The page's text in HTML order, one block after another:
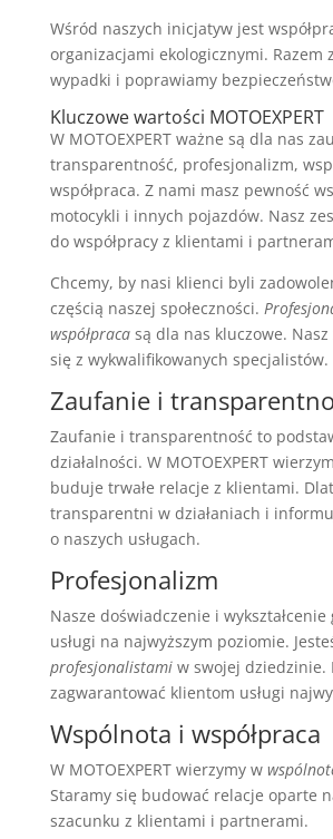
Wśród naszych inicjatyw jest
organizacjami ekologicznymi. Razem
wypadki i poprawiamy
Kluczowe wartości MOTOEXPERT
W MOTOEXPERT ważne są dla nas
transparentność, profesjonalizm,
współpraca. Z nami masz pewność
motocykli i innych pojazdów. Nasz
do współpracy z klientami i
Chcemy, by nasi klienci byli
częścią naszej społeczności.
współpracasą dla nas kluczowe. Nasz
się z wykwalifikowanych specjalistów.
Zaufanie i
Zaufanie i transparentność to
działalności. W MOTOEXPERT
buduje trwałe relacje z klientami.
transparentni w działaniach i
o naszych usługach.
Profesjonalizm
Nasze doświadczenie i
usługi na najwyższym poziomie.
profesjonalistamiw swojej dziedzinie.
zagwarantować klientom usługi
Wspólnota i współpraca
W MOTOEXPERT wierzymy w
Staramy się budować relacje oparte
szacunku z klientami i partnerami.